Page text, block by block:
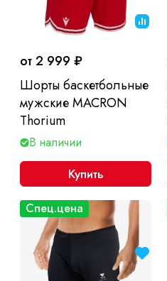
от 2 999 ₽
Шорты баскетбольные
мужские MACRON
Thorium
В наличии
Купить
Спец.цена